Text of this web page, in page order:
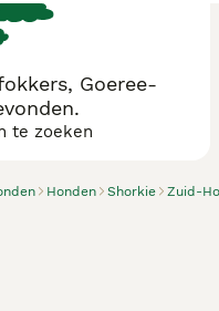
Honden Shorkie Zuid-
Goeree-
te zoeken